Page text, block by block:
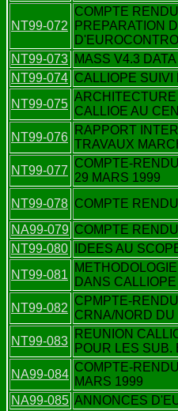
NT99-072
COMPTE
PREPARATION
NT99-073 MASS V4.3
NT99-074 CALLIOPE SUIVI
NT99-075
CALLIOE AU
NT99-076
RAPPORT
TRAVAUX
NT99-077
COMPTE-
29 MARS 1999
NT99-078 COMPTE
NA99-079 COMPTE
NT99-080
IDEES AU
NT99-081
DANS CALLIOPE
NT99-082
CPMPTE-
CRNA/NORD DU
NT99-083
REUNION
POUR LES SUB.
NA99-084
COMPTE-
MARS 1999
NA99-085 ANNONCES